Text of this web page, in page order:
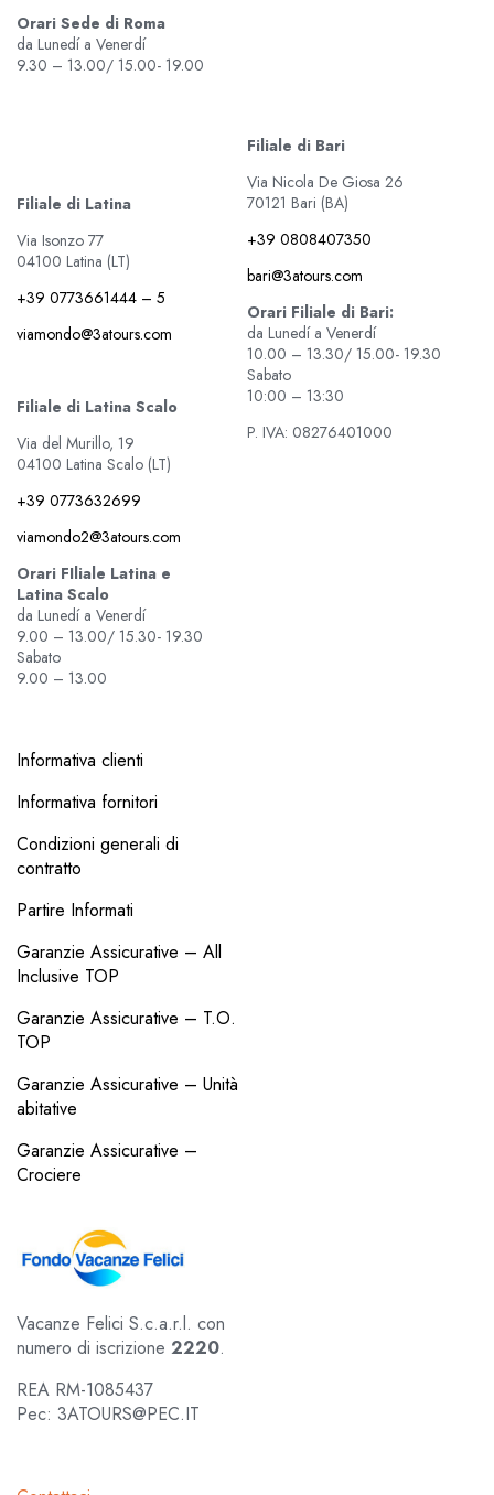
Orari Sede di Roma
da Lunedí a Venerdí
9.30 – 13.00/ 15.00- 19.00
Filiale di Latina
Via Isonzo 77
04100 Latina (LT)
+39 0773661444 – 5
viamondo@3atours.com
Filiale di Latina Scalo
Via del Murillo, 19
04100 Latina Scalo (LT)
+39 0773632699
viamondo2@3atours.com
Orari FIliale Latina e
Latina Scalo
da Lunedí a Venerdí
9.00 – 13.00/ 15.30- 19.30
Sabato
9.00 – 13.00
Filiale di Bari
Via Nicola De Giosa 26
70121 Bari (BA)
+39 0808407350
bari@3atours.com
Orari Filiale di Bari:
da Lunedí a Venerdí
10.00 – 13.30/ 15.00- 19.30
Sabato
10:00 – 13:30
P. IVA: 08276401000
Informativa clienti
Informativa fornitori
Condizioni generali di
contratto
Partire Informati
Garanzie Assicurative – All
Inclusive TOP
Garanzie Assicurative – T.O.
TOP
Garanzie Assicurative – Unità
abitative
Garanzie Assicurative –
Crociere
Vacanze Felici S.c.a.r.l. con
numero di iscrizione 2220.
REA RM-1085437
Pec: 3ATOURS@PEC.IT